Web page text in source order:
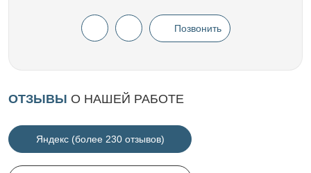
Позвонить
ОТЗЫВЫ О НАШЕЙ РАБОТЕ
Яндекс (более 230 отзывов)